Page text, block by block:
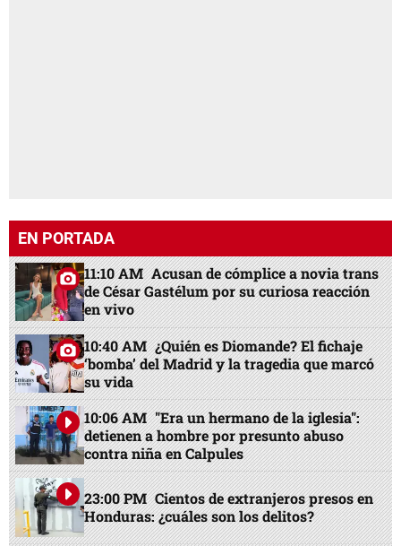
EN PORTADA
11:10 AM Acusan de cómplice a novia trans
de César Gastélum por su curiosa reacción
en vivo
10:40 AM ¿Quién es Diomande? El fichaje
‘bomba’ del Madrid y la tragedia que marcó
su vida
10:06 AM "Era un hermano de la iglesia":
detienen a hombre por presunto abuso
contra niña en Calpules
23:00 PM Cientos de extranjeros presos en
Honduras: ¿cuáles son los delitos?